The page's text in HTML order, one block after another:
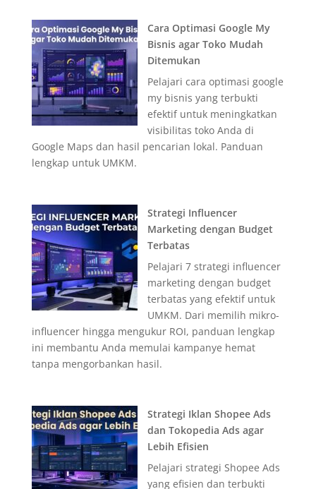
Cara Optimasi Google My
Bisnis agar Toko Mudah
Ditemukan
Pelajari cara optimasi google
my bisnis yang terbukti
efektif untuk meningkatkan
visibilitas toko Anda di
Google Maps dan hasil pencarian lokal. Panduan
lengkap untuk UMKM.
Strategi Influencer
Marketing dengan Budget
Terbatas
Pelajari 7 strategi influencer
marketing dengan budget
terbatas yang efektif untuk
UMKM. Dari memilih mikro-
influencer hingga mengukur ROI, panduan lengkap
ini membantu Anda memulai kampanye hemat
tanpa mengorbankan hasil.
Strategi Iklan Shopee Ads
dan Tokopedia Ads agar
Lebih Efisien
Pelajari strategi Shopee Ads
yang efisien dan terbukti